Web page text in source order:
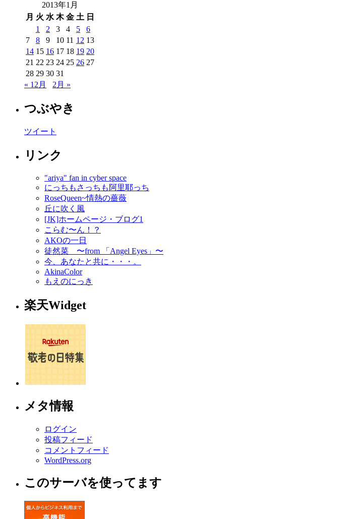
2013年1月
月 火 水 木 金 土 日
1
2 3 4 5
6
7
8 9 10 11 12 13
14 15 16 17 18 19 20
21 22 23 24 25 26 27
28 29 30 31
« 12月
2月 »
つぶやき
ツイート
リンク
"ariya" fan in cyber space
にっちもさっちも阿里耶っち
RoseQueen~情熱の薔薇
丘に吹く風
[JK]ホームページ・ブログ1
こらむ〜ん！？
AKOの一日
徒然菜 〜from 「Angel Eyes」〜
今、あなたと共に・・・。
AkinaColor
もえのにっき
楽天Widget
メタ情報
ログイン
投稿フィード
コメントフィード
WordPress.org
このサーバを使ってます